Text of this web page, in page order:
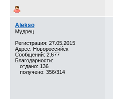
Alekso
Мудрец
Регистрация: 27.05.2015
Адрес: Новороссийск
Сообщений: 2,677
Благодарности:
отдано: 136
получено: 356/314